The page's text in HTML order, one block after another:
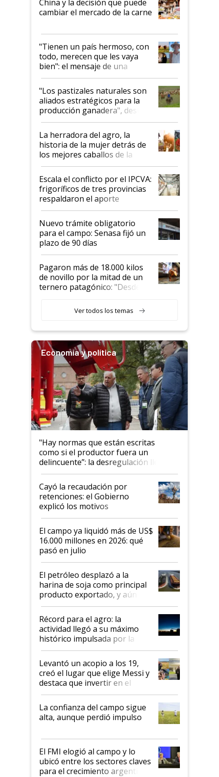
China y la decisión que puede
cambiar el mercado de la carne
"Tienen un país hermoso, con
todo, merecen que les vaya
bien": el mensaje de una
ganadera uruguaya sobre las
oportunidades que se abren
para el agro en Argentina, con
foco en la carne
"Los pastizales naturales son
aliados estratégicos para la
producción ganadera", destaca
la iniciativa que ya reúne a 46
establecimientos en Argentina
La herradora del agro, la
historia de la mujer detrás de
los mejores caballos de la
Argentina y los mitos que
todavía hacen sufrir a estos
animales: "Mientras me
descalificaban, yo seguí
haciendo currículum"
Escala el conflicto por el IPCVA:
frigoríficos de tres provincias
respaldaron el aporte
obligatorio
Nuevo trámite obligatorio
para el campo: Senasa fijó un
plazo de 90 días
Pagaron más de 18.000 kilos
de novillo por la mitad de un
ternero patagónico: "Desde
llamar la atención"
Ver todos los temas
Economía y política
"Hay normas que están escritas
como si el productor fuera un
delincuente”: la desregulación llegó
al Congreso Aapresid y hasta se
habló del financiamiento al IPCVA
Cayó la recaudación por
retenciones: el Gobierno
explicó los motivos
El campo ya liquidó más de US$
16.000 millones en 2026: qué
pasó en julio
El petróleo desplazó a la
harina de soja como principal
producto exportado, y aún así
el agro aportó casi seis de cada
diez dólares y sostuvo el
liderazgo en un semestre
récord
Récord para el agro: la
actividad llegó a su máximo
histórico impulsada por la
cosecha y las exportaciones
Levantó un acopio a los 19,
creó el lugar que elige Messi y
destaca que invertir en el
kirchnerismo era como "darle
plata a un hijo para droga":
Juan Félix Rossetti, el libertario
que de una dura crisis salió
de Milei
La confianza del campo sigue
alta, aunque perdió impulso
El FMI elogió al campo y lo
ubicó entre los sectores claves
para el crecimiento argentino